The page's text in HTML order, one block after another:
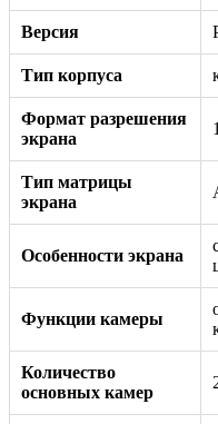
Версия
Тип корпуса
Формат разрешения
экрана
Тип матрицы
экрана
Особенности экрана
Функции камеры
Количество
основных камер